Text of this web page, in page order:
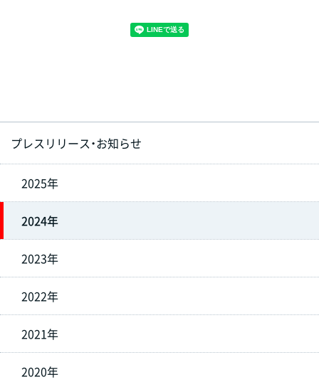
プレスリリース・お知らせ
2025年
2024年
2023年
2022年
2021年
2020年